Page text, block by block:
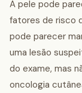
A pele pode
fatores de risco
pode parecer
uma lesão
do exame, mas
oncologia